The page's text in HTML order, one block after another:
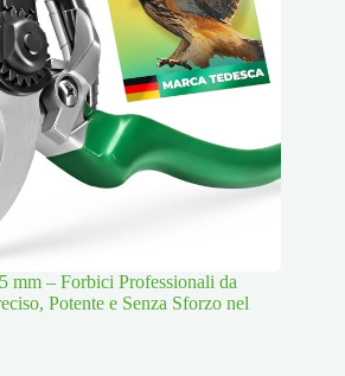
– Forbici Professionali da
Potente e Senza Sforzo nel